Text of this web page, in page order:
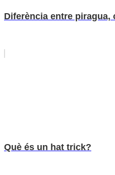
Diferència entre piragua,
Què és un hat trick?